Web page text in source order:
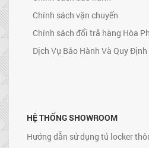
Chính sách vận chuyển
Chính sách đổi trả hàng Hòa
Dịch Vụ Bảo Hành Và Quy Định
HỆ THỐNG SHOWROOM
Hướng dẫn sử dụng tủ locker